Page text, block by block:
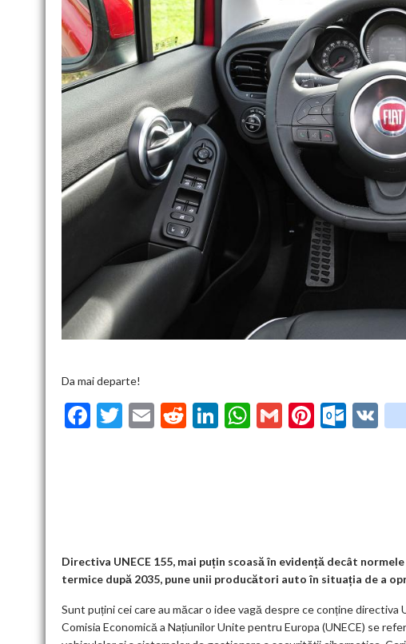
Da mai departe!
F
k
T
E
R
Li W
p
G
Pi O
m
Directiva UNECE 155, mai puțin scoasă în evidență decât
termice după 2035, pune unii producători auto în situația de a
Sunt puțini cei care au măcar o idee vagă despre ce conține
Comisia Economică a Națiunilor Unite pentru Europa (UNECE) se